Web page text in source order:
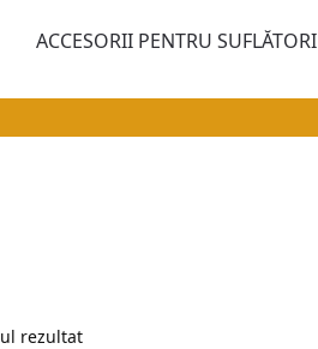
ACCESORII PENTRU SUFLĂTORI
rezultat